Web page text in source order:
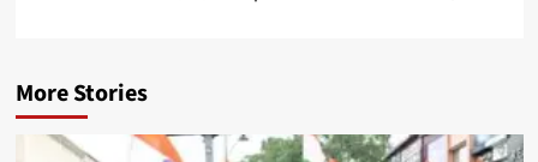
More Stories